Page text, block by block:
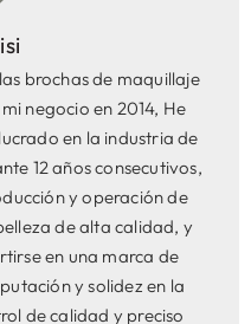
brochas de maquillaje
negocio en 2014, He
en la industria de
12 años consecutivos,
y operación de
de alta calidad, y
en una marca de
y solidez en la
de calidad y preciso